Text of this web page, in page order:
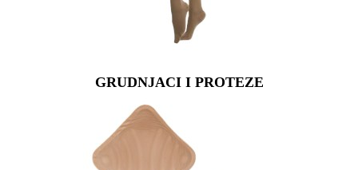
GRUDNJACI I PROTEZE